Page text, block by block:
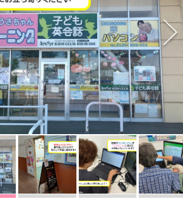
体験に申し込む
868-003
間／9:00〜18:00 土日祝休み